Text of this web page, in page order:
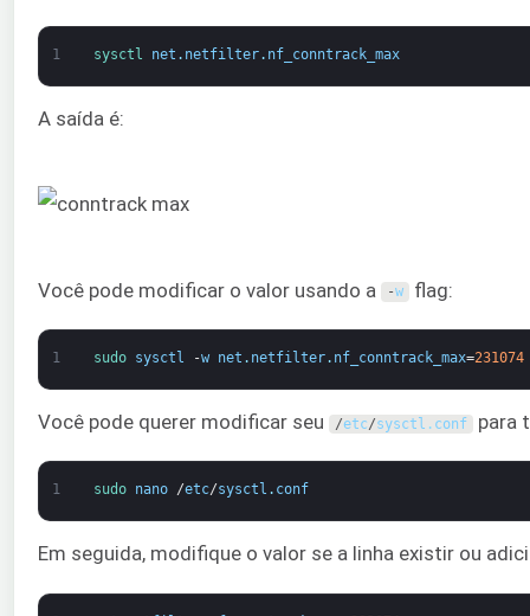
1 sysctl net . netfilter. nf_conntrack_max
A saída é:
Você pode modificar o valor usando a -w flag:
1 sudo sysctl -w net . netfilter. nf_conntrack_max=231074
Você pode querer modificar seu /etc/sysctl . conf para
1 sudo nano /etc/sysctl . conf
Em seguida, modifique o valor se a linha existir ou